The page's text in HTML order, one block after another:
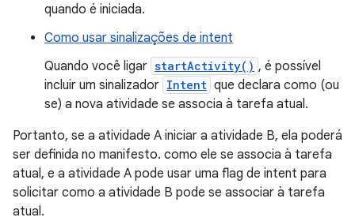
quando é iniciada.
Como usar sinalizações de intent
Quando você ligar startActivity() , é possível
incluir um sinalizador Intent que declara como (ou
se) a nova atividade se associa à tarefa atual.
Portanto, se a atividade A iniciar a atividade B, ela poderá
ser definida no manifesto. como ele se associa à tarefa
atual, e a atividade A pode usar uma flag de intent para
solicitar como a atividade B pode se associar à tarefa
atual.